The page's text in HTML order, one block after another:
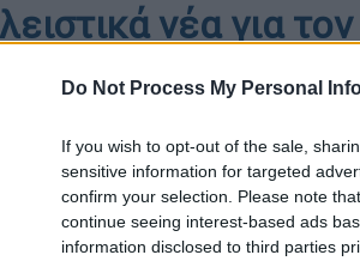
Do Not Process My Personal
If you wish to opt-out of the sale,
sensitive information for targeted
confirm your selection. Please note
continue seeing interest-based ads
information disclosed to third parties
νέα για
έκδοσης του νέου